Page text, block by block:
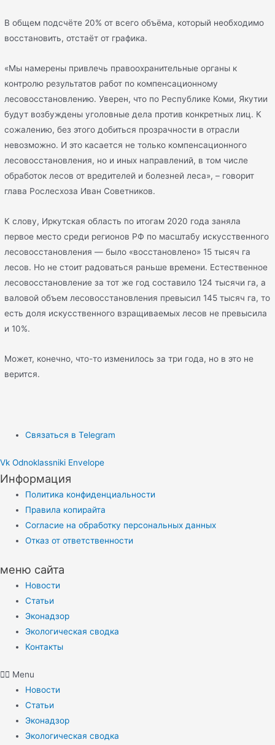
В общем подсчёте 20% от всего объёма, который необходимо
восстановить, отстаёт от графика.
«Мы намерены привлечь правоохранительные органы к
контролю результатов работ по компенсационному
лесовосстановлению. Уверен, что по Республике Коми, Якутии
будут возбуждены уголовные дела против конкретных лиц. К
сожалению, без этого добиться прозрачности в отрасли
невозможно. И это касается не только компенсационного
лесовосстановления, но и иных направлений, в том числе
обработок лесов от вредителей и болезней леса», – говорит
глава Рослесхоза Иван Советников.
К слову, Иркутская область по итогам 2020 года заняла
первое место среди регионов РФ по масштабу искусственного
лесовосстановления — было «восстановлено» 15 тысяч га
лесов. Но не стоит радоваться раньше времени. Естественное
лесовосстановление за тот же год составило 124 тысячи га, а
валовой объем лесовосстановления превысил 145 тысяч га, то
есть доля искусственного взращиваемых лесов не превысила
и 10%.
Может, конечно, что-то изменилось за три года, но в это не
верится.
Связаться в Telegram
Vk Odnoklassniki Envelope
Информация
Политика конфиденциальности
Правила копирайта
Согласие на обработку персональных данных
Отказ от ответственности
меню сайта
Новости
Статьи
Эконадзор
Экологическая сводка
Контакты
Menu
Новости
Статьи
Эконадзор
Экологическая сводка